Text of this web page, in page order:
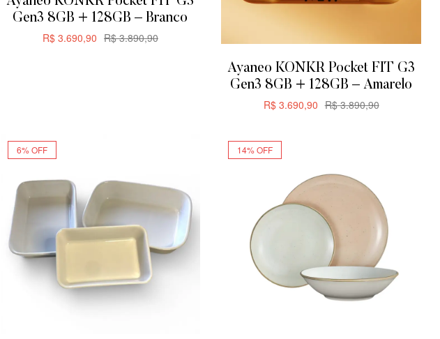
Gen3 8GB + 128GB – Branco
R$3.890,90
R$3.690,90
Ayaneo KONKR Pocket FIT G3
Gen3 8GB + 128GB – Amarelo
R$3.890,90
R$3.690,90
6% OFF 14% OFF